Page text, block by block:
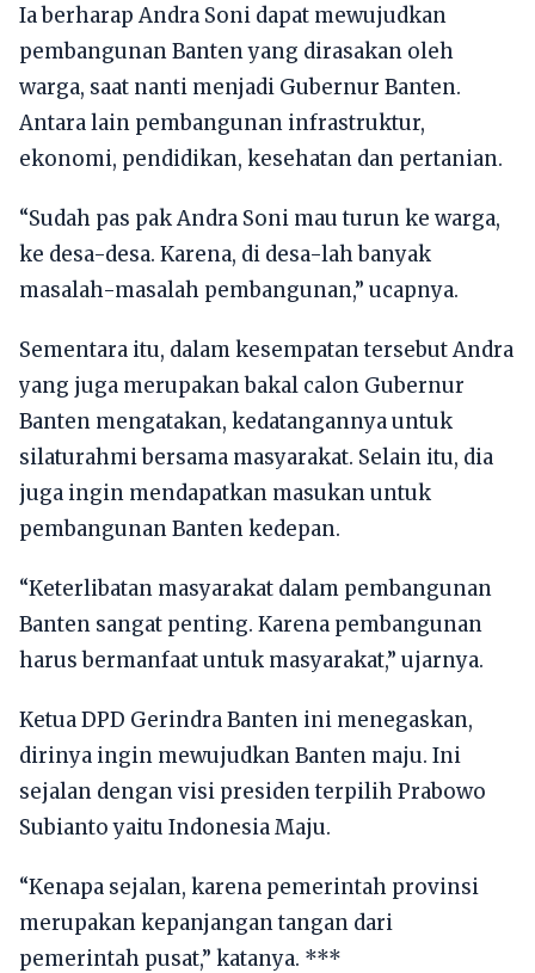
Ia berharap Andra Soni dapat mewujudkan
pembangunan Banten yang dirasakan oleh
warga, saat nanti menjadi Gubernur Banten.
Antara lain pembangunan infrastruktur,
ekonomi, pendidikan, kesehatan dan pertanian.
“Sudah pas pak Andra Soni mau turun ke warga,
ke desa-desa. Karena, di desa-lah banyak
masalah-masalah pembangunan,” ucapnya.
Sementara itu, dalam kesempatan tersebut Andra
yang juga merupakan bakal calon Gubernur
Banten mengatakan, kedatangannya untuk
silaturahmi bersama masyarakat. Selain itu, dia
juga ingin mendapatkan masukan untuk
pembangunan Banten kedepan.
“Keterlibatan masyarakat dalam pembangunan
Banten sangat penting. Karena pembangunan
harus bermanfaat untuk masyarakat,” ujarnya.
Ketua DPD Gerindra Banten ini menegaskan,
dirinya ingin mewujudkan Banten maju. Ini
sejalan dengan visi presiden terpilih Prabowo
Subianto yaitu Indonesia Maju.
“Kenapa sejalan, karena pemerintah provinsi
merupakan kepanjangan tangan dari
pemerintah pusat,” katanya. ***